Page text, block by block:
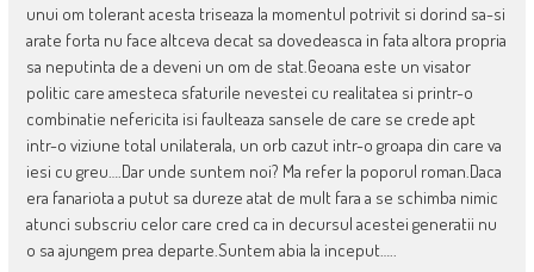
unui om tolerant acesta triseaza la momentul potrivit si dorind sa-si
arate forta nu face altceva decat sa dovedeasca in fata altora propria
sa neputinta de a deveni un om de stat.Geoana este un visator
politic care amesteca sfaturile nevestei cu realitatea si printr-o
combinatie nefericita isi faulteaza sansele de care se crede apt
intr-o viziune total unilaterala, un orb cazut intr-o groapa din care va
iesi cu greu….Dar unde suntem noi? Ma refer la poporul roman.Daca
era fanariota a putut sa dureze atat de mult fara a se schimba nimic
atunci subscriu celor care cred ca in decursul acestei generatii nu
o sa ajungem prea departe.Suntem abia la inceput…..